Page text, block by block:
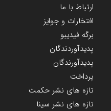
ارتباط با ما
افتخارات و جوایز
برگه فیدیبو
پدیدآوردندگان
پدیدآورندگان
پرداخت
تازه های نشر حکمت
تازه های نشر سینا